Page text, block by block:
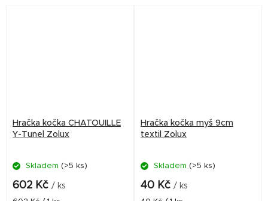
Hračka kočka CHATOUILLE
Y-Tunel Zolux
Skladem (>5 ks)
602 Kč / ks
Hračka kočka myš 9cm
textil Zolux
Skladem (>5 ks)
40 Kč / ks